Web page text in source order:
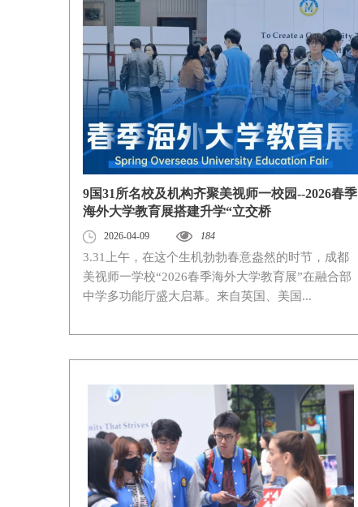
9国31所名校及机构齐聚美视师一校园--2026春季
海外大学教育展搭建升学“立交桥
2026-04-09 184
3.31上午，在这个生机勃勃春意盎然的时节，成都
美视师一学校“2026春季海外大学教育展”在融合部
中学多功能厅盛大启幕。来自英国、美国...